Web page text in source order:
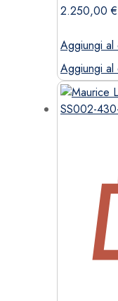
2.250,00€
Aggiungi al
Aggiungi al